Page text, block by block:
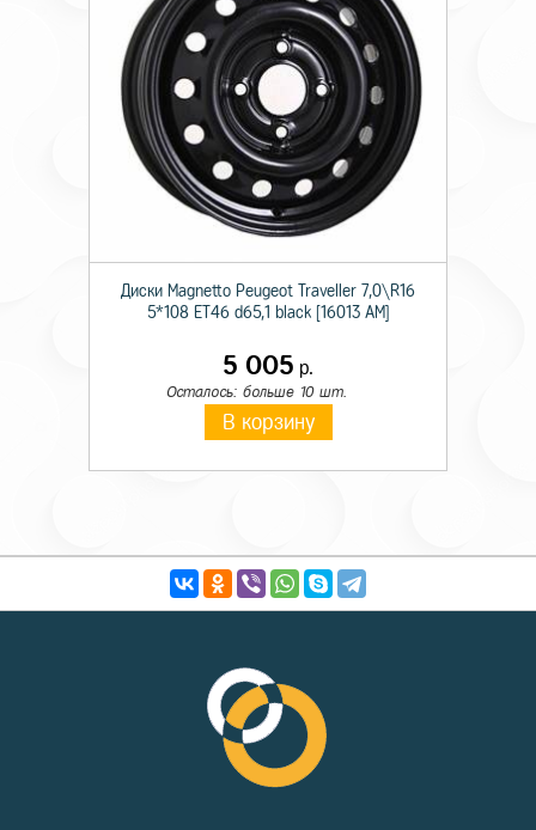
Диски Magnetto Peugeot Traveller 7,0\R16
5*108 ET46 d65,1 black [16013 AM]
5 005 р.
Осталось: больше 10 шт.
В корзину